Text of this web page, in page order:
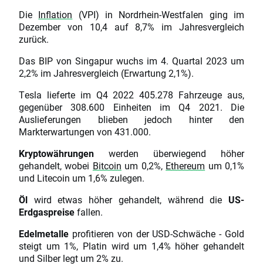
Die Inflation (VPI) in Nordrhein-Westfalen ging im
Dezember von 10,4 auf 8,7% im Jahresvergleich
zurück.
Das BIP von Singapur wuchs im 4. Quartal 2023 um
2,2% im Jahresvergleich (Erwartung 2,1%).
Tesla lieferte im Q4 2022 405.278 Fahrzeuge aus,
gegenüber 308.600 Einheiten im Q4 2021. Die
Auslieferungen blieben jedoch hinter den
Markterwartungen von 431.000.
Kryptowährungen werden überwiegend höher
gehandelt, wobei Bitcoin um 0,2%, Ethereum um 0,1%
und Litecoin um 1,6% zulegen.
Öl wird etwas höher gehandelt, während die US-
Erdgaspreisefallen.
Edelmetalle profitieren von der USD-Schwäche - Gold
steigt um 1%, Platin wird um 1,4% höher gehandelt
und Silber legt um 2% zu.